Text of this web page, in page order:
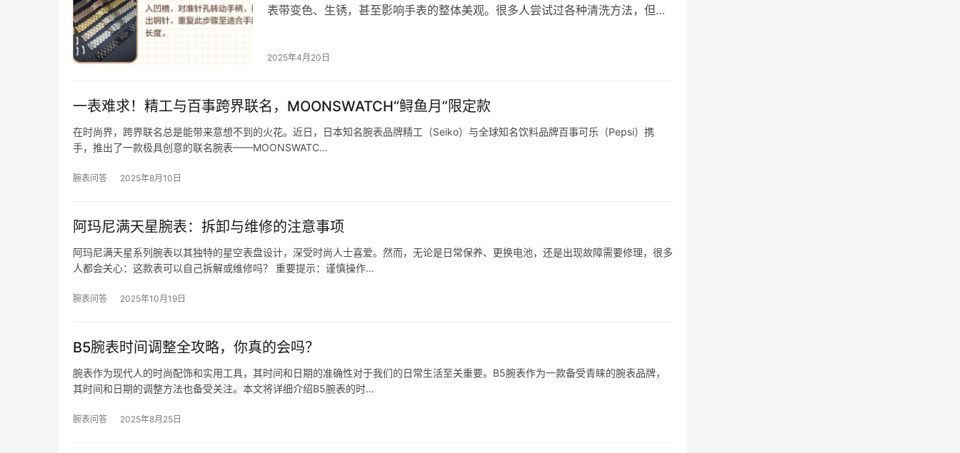
表带变色、生锈，甚至影响手表的整体美观。很多人尝试过各种清洗方法，但仍
2025年4月20日
一表难求！精工与百事跨界联名，MOONSWATCH“鲟鱼月”限定款
在时尚界，跨界联名总是能带来意想不到的火花。近日，日本知名腕表品牌精工（Seiko）与全球知名饮料品牌百事可乐（Pepsi）携
手，推出了一款极具创意的联名腕表——MOONSWATC…
腕表问答 2025年8月10日
阿玛尼满天星腕表：拆卸与维修的注意事项
阿玛尼满天星系列腕表以其独特的星空表盘设计，深受时尚人士喜爱。然而，无论是日常保养、更换电池，还是出现故障需要修理，很多
人都会关心：这款表可以自己拆解或维修吗？ 重要提示：谨慎操作…
腕表问答 2025年10月19日
B5腕表时间调整全攻略，你真的会吗？
腕表作为现代人的时尚配饰和实用工具，其时间和日期的准确性对于我们的日常生活至关重要。B5腕表作为一款备受青睐的腕表品牌，
其时间和日期的调整方法也备受关注。本文将详细介绍B5腕表的时…
腕表问答 2025年8月25日